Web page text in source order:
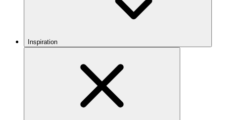
Inspiration